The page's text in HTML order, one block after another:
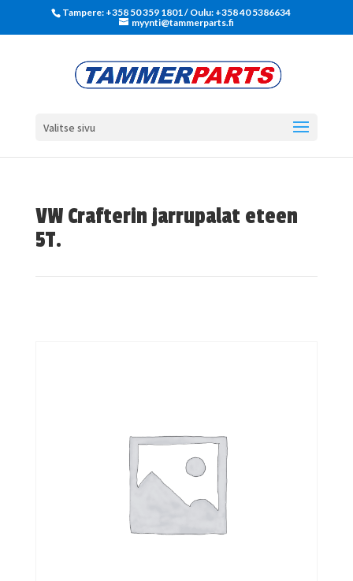
Tampere: +358 50 359 1801‬ / Oulu: +358 40 5386634
myynti@tammerparts.fi
Valitse sivu
VW Crafterin jarrupalat eteen
5T.